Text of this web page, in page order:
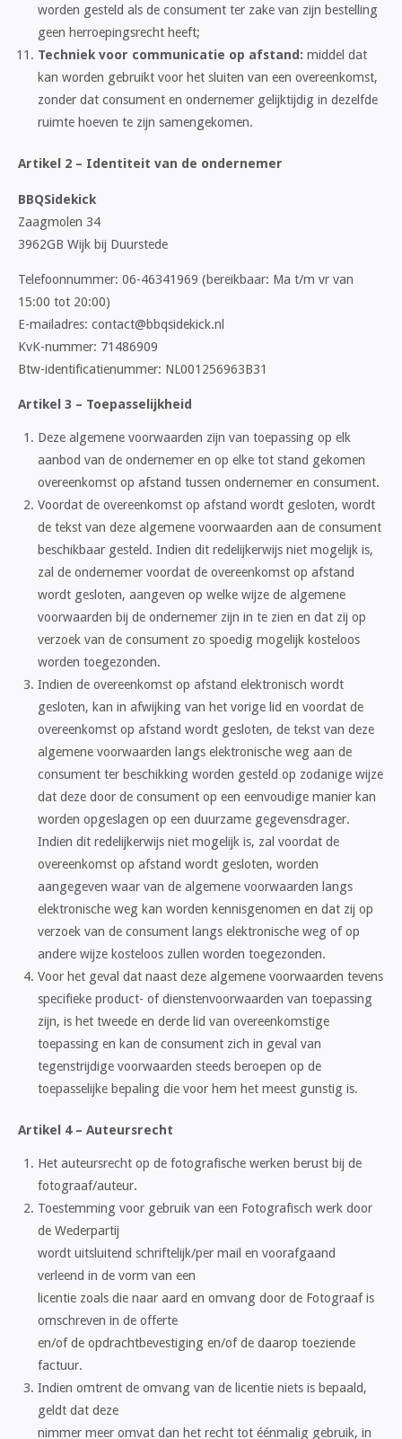
worden gesteld als de consument ter zake van zijn bestelling
geen herroepingsrecht heeft;
Techniek voor communicatie op afstand: middel dat
kan worden gebruikt voor het sluiten van een overeenkomst,
zonder dat consument en ondernemer gelijktijdig in dezelfde
ruimte hoeven te zijn samengekomen.
Artikel 2 – Identiteit van de ondernemer
BBQSidekick
Zaagmolen 34
3962GB Wijk bij Duurstede
Telefoonnummer: 06-46341969 (bereikbaar: Ma t/m vr van
15:00 tot 20:00)
E-mailadres: contact@bbqsidekick.nl
KvK-nummer: 71486909
Btw-identificatienummer: NL001256963B31
Artikel 3 – Toepasselijkheid
Deze algemene voorwaarden zijn van toepassing op elk
aanbod van de ondernemer en op elke tot stand gekomen
overeenkomst op afstand tussen ondernemer en consument.
Voordat de overeenkomst op afstand wordt gesloten, wordt
de tekst van deze algemene voorwaarden aan de consument
beschikbaar gesteld. Indien dit redelijkerwijs niet mogelijk is,
zal de ondernemer voordat de overeenkomst op afstand
wordt gesloten, aangeven op welke wijze de algemene
voorwaarden bij de ondernemer zijn in te zien en dat zij op
verzoek van de consument zo spoedig mogelijk kosteloos
worden toegezonden.
Indien de overeenkomst op afstand elektronisch wordt
gesloten, kan in afwijking van het vorige lid en voordat de
overeenkomst op afstand wordt gesloten, de tekst van deze
algemene voorwaarden langs elektronische weg aan de
consument ter beschikking worden gesteld op zodanige wijze
dat deze door de consument op een eenvoudige manier kan
worden opgeslagen op een duurzame gegevensdrager.
Indien dit redelijkerwijs niet mogelijk is, zal voordat de
overeenkomst op afstand wordt gesloten, worden
aangegeven waar van de algemene voorwaarden langs
elektronische weg kan worden kennisgenomen en dat zij op
verzoek van de consument langs elektronische weg of op
andere wijze kosteloos zullen worden toegezonden.
Voor het geval dat naast deze algemene voorwaarden tevens
specifieke product- of dienstenvoorwaarden van toepassing
zijn, is het tweede en derde lid van overeenkomstige
toepassing en kan de consument zich in geval van
tegenstrijdige voorwaarden steeds beroepen op de
toepasselijke bepaling die voor hem het meest gunstig is.
Artikel 4 – Auteursrecht
Het auteursrecht op de fotografische werken berust bij de
fotograaf/auteur.
Toestemming voor gebruik van een Fotografisch werk door
de Wederpartij
wordt uitsluitend schriftelijk/per mail en voorafgaand
verleend in de vorm van een
licentie zoals die naar aard en omvang door de Fotograaf is
omschreven in de offerte
en/of de opdrachtbevestiging en/of de daarop toeziende
factuur.
Indien omtrent de omvang van de licentie niets is bepaald,
geldt dat deze
nimmer meer omvat dan het recht tot éénmalig gebruik, in